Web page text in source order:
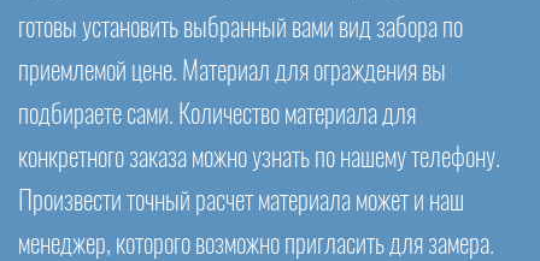
готовы установить выбранный вами вид забора по
приемлемой цене. Материал для ограждения вы
подбираете сами. Количество материала для
конкретного заказа можно узнать по нашему телефону.
Произвести точный расчет материала может и наш
менеджер, которого возможно пригласить для замера.